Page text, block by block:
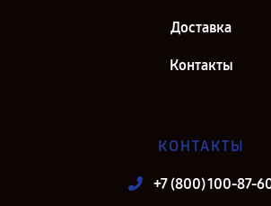
Доставка
Контакты
КОНТАКТЫ
+7 (800) 100-87-